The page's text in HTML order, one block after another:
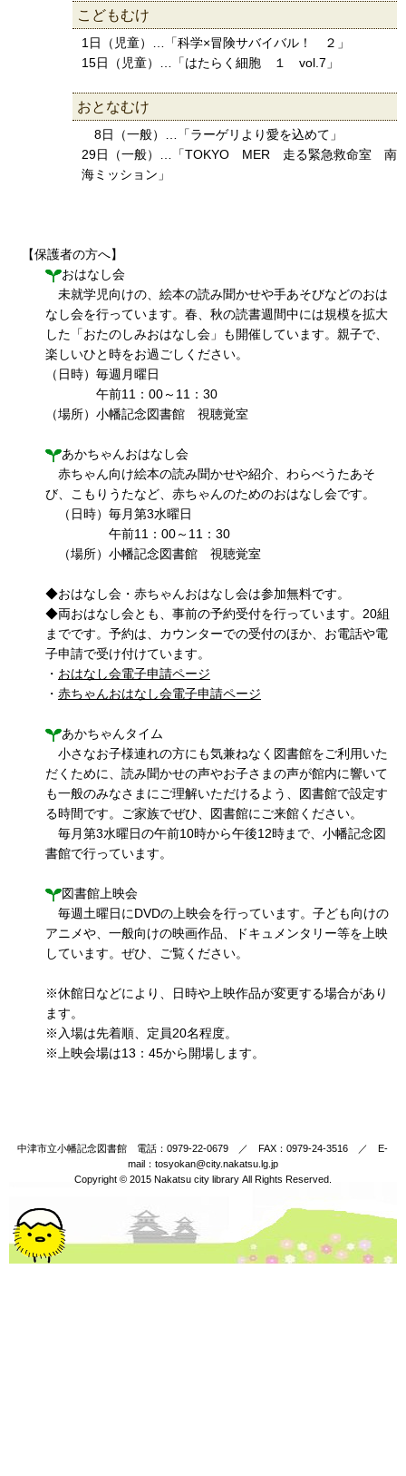
こどもむけ
1日（児童）…「科学×冒険サバイバル！ ２」
15日（児童）…「はたらく細胞 １ vol.7」
おとなむけ
8日（一般）…「ラーゲリより愛を込めて」
29日（一般）…「TOKYO MER 走る緊急救命室 南
海ミッション」
【保護者の方へ】
おはなし会
未就学児向けの、絵本の読み聞かせや手あそびなどのおは
なし会を行っています。春、秋の読書週間中には規模を拡大
した「おたのしみおはなし会」も開催しています。親子で、
楽しいひと時をお過ごしください。
（日時）毎週月曜日
午前11：00～11：30
（場所）小幡記念図書館 視聴覚室
あかちゃんおはなし会
赤ちゃん向け絵本の読み聞かせや紹介、わらべうたあそ
び、こもりうたなど、赤ちゃんのためのおはなし会です。
（日時）毎月第3水曜日
午前11：00～11：30
（場所）小幡記念図書館 視聴覚室
◆おはなし会・赤ちゃんおはなし会は参加無料です。
◆両おはなし会とも、事前の予約受付を行っています。20組
までです。予約は、カウンターでの受付のほか、お電話や電
子申請で受け付けています。
・ おはなし会電子申請ページ
・ 赤ちゃんおはなし会電子申請ページ
あかちゃんタイム
小さなお子様連れの方にも気兼ねなく図書館をご利用いた
だくために、読み聞かせの声やお子さまの声が館内に響いて
も一般のみなさまにご理解いただけるよう、図書館で設定す
る時間です。ご家族でぜひ、図書館にご来館ください。
毎月第3水曜日の午前10時から午後12時まで、小幡記念図
書館で行っています。
図書館上映会
毎週土曜日にDVDの上映会を行っています。子ども向けの
アニメや、一般向けの映画作品、ドキュメンタリー等を上映
しています。ぜひ、ご覧ください。
※休館日などにより、日時や上映作品が変更する場合があり
ます。
※入場は先着順、定員20名程度。
※上映会場は13：45から開場します。
中津市立小幡記念図書館 電話：0979-22-0679 ／ FAX：0979-24-3516 ／ E-
mail：tosyokan@city.nakatsu.lg.jp
Copyright © 2015 Nakatsu city library All Rights Reserved.